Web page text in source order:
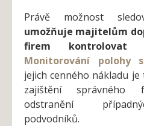
Právě možnost
umožňuje majitelům
firem kontrolovat
Monitorování polohy
jejich cenného nákladu
zajištění
odstranění
podvodníků.